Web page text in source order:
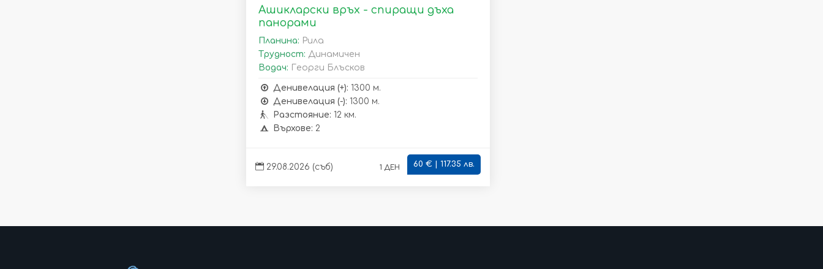
Ашикларски връх - спиращи дъха
панорами
Планина: Рила
Трудност: Динамичен
Водач: Георги Блъсков
Денивелация (+): 1300 м.
Денивелация (-): 1300 м.
Разстояние: 12 км.
Върхове: 2
29.08.2026 (съб) 1 ден 60 € | 117.35 лв.